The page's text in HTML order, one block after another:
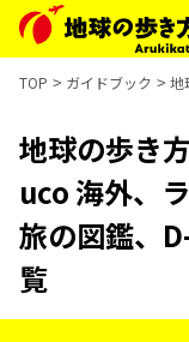
TOP ガイドブック 地
地球の歩き
uco 海外、
旅の図鑑、
覧